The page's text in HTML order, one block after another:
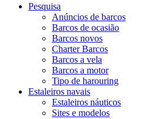
Pesquisa
Anúncios de barcos
Barcos de ocasião
Barcos novos
Charter Barcos
Barcos a vela
Barcos a motor
Tipo de harouring
Estaleiros navais
Estaleiros náuticos
Sites e modelos